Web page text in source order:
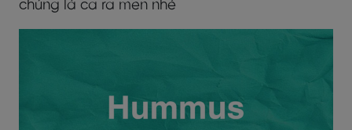
chúng là ca ra men nhé